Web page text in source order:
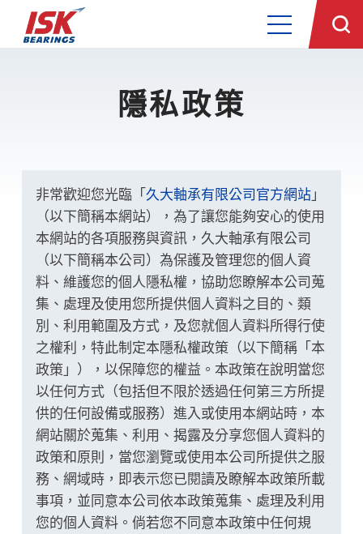
隱私政策
非常歡迎您光臨「 久大軸承有限公司官方網站」
（以下簡稱本網站），為了讓您能夠安心的使用
本網站的各項服務與資訊，久大軸承有限公司
（以下簡稱本公司）為保護及管理您的個人資
料、維護您的個人隱私權，協助您瞭解本公司蒐
集、處理及使用您所提供個人資料之目的、類
別、利用範圍及方式，及您就個人資料所得行使
之權利，特此制定本隱私權政策（以下簡稱「本
政策」），以保障您的權益。本政策在說明當您
以任何方式（包括但不限於透過任何第三方所提
供的任何設備或服務）進入或使用本網站時，本
網站關於蒐集、利用、揭露及分享您個人資料的
政策和原則，當您瀏覽或使用本公司所提供之服
務、網域時，即表示您已閱讀及瞭解本政策所載
事項，並同意本公司依本政策蒐集、處理及利用
您的個人資料。倘若您不同意本政策中任何規